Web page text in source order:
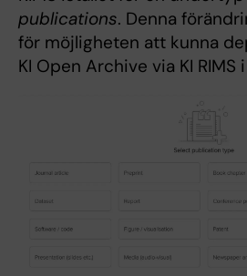
publications. Denna
för möjligheten att kunna
KI Open Archive via KI RIMS